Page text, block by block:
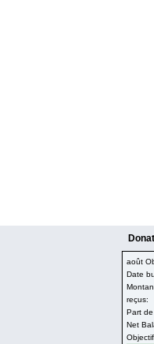
août
Date
reçus:
Part
Net